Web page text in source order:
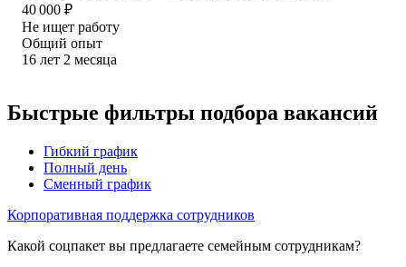
40 000 ₽
Не ищет работу
Общий опыт
16 лет 2 месяца
Быстрые фильтры подбора вакансий
Гибкий график
Полный день
Сменный график
Корпоративная поддержка сотрудников
Какой соцпакет вы предлагаете семейным сотрудникам?